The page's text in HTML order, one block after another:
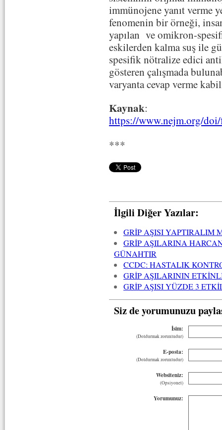
immünojene yanıt verme
fenomenin bir örneği,
yapılan ve omikron-
eskilerden kalma suş ile
spesifik nötralize edici
gösteren çalışmada
varyanta cevap verme
Kaynak:
https://www.nejm.org/
***
İlgili Diğer Yazılar:
GRİP AŞISI YAPTIRALIM
GRİP AŞILARINA
GÜNAHTIR
CCDC: HASTALIK
GRİP AŞILARININ
GRİP AŞISI YÜZDE 3
Siz de yorumunuzu
İsim:
(Doldurmak zorunludur)
E-posta:
(Doldurmak zorunludur)
Websiteniz:
(Opsiyonel)
Yorumunuz: